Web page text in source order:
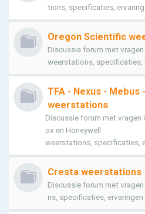
tions, specificaties,
Oregon Scientific
Discussie forum met
weerstations, specificaties,
TFA - Nexus - Mebus
weerstations
Discussie forum met vragen
ox en Honeywell
weerstations, specificaties,
Cresta weerstations
Discussie forum met
ns, specificaties, ervaringen